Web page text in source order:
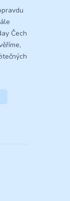
Čech